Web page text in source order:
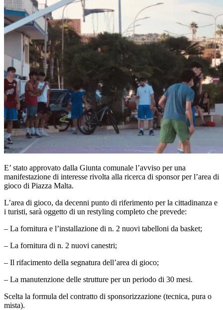
E’ stato approvato dalla Giunta comunale l’avviso per una
manifestazione di interesse rivolta alla ricerca di sponsor per l’area di
gioco di Piazza Malta.
L’area di gioco, da decenni punto di riferimento per la cittadinanza e
i turisti, sarà oggetto di un restyling completo che prevede:
– La fornitura e l’installazione di n. 2 nuovi tabelloni da basket;
– La fornitura di n. 2 nuovi canestri;
– Il rifacimento della segnatura dell’area di gioco;
– La manutenzione delle strutture per un periodo di 30 mesi.
Scelta la formula del contratto di sponsorizzazione (tecnica, pura o
mista).